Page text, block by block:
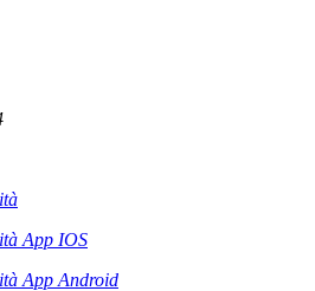
App IOS
AppAndroid